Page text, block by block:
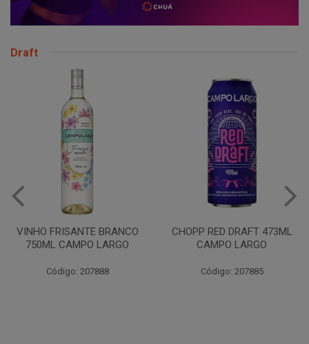
Draft
VINHO FRISANTE BRANCO
750ML CAMPO LARGO
Código: 207888
CHOPP RED DRAFT 473ML
CAMPO LARGO
Código: 207885